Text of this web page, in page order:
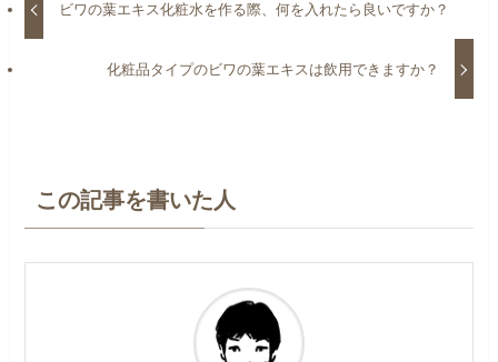
ビワの葉エキス化粧水を作る際、何を入れたら良いですか？
化粧品タイプのビワの葉エキスは飲用できますか？
この記事を書いた人